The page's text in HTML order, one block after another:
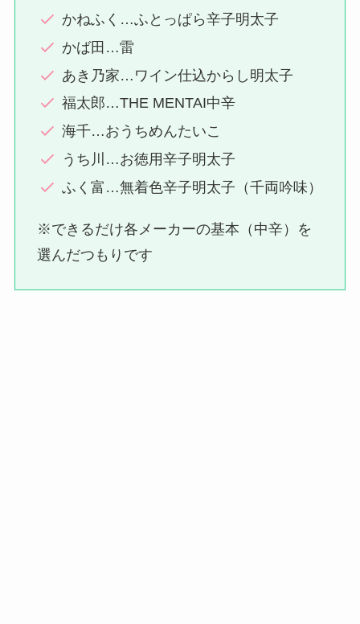
かねふく…ふとっぱら辛子明太子
かば田…雷
あき乃家…ワイン仕込からし明太子
福太郎…THE MENTAI中辛
海千…おうちめんたいこ
うち川…お徳用辛子明太子
ふく富…無着色辛子明太子（千両吟味）
※できるだけ各メーカーの基本（中辛）を
選んだつもりです